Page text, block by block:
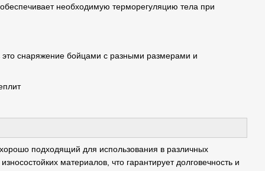
необходимую терморегуляцию тела при
это снаряжение бойцами с разными размерами и
подходящий для использования в различных
материалов, что гарантирует долговечность и